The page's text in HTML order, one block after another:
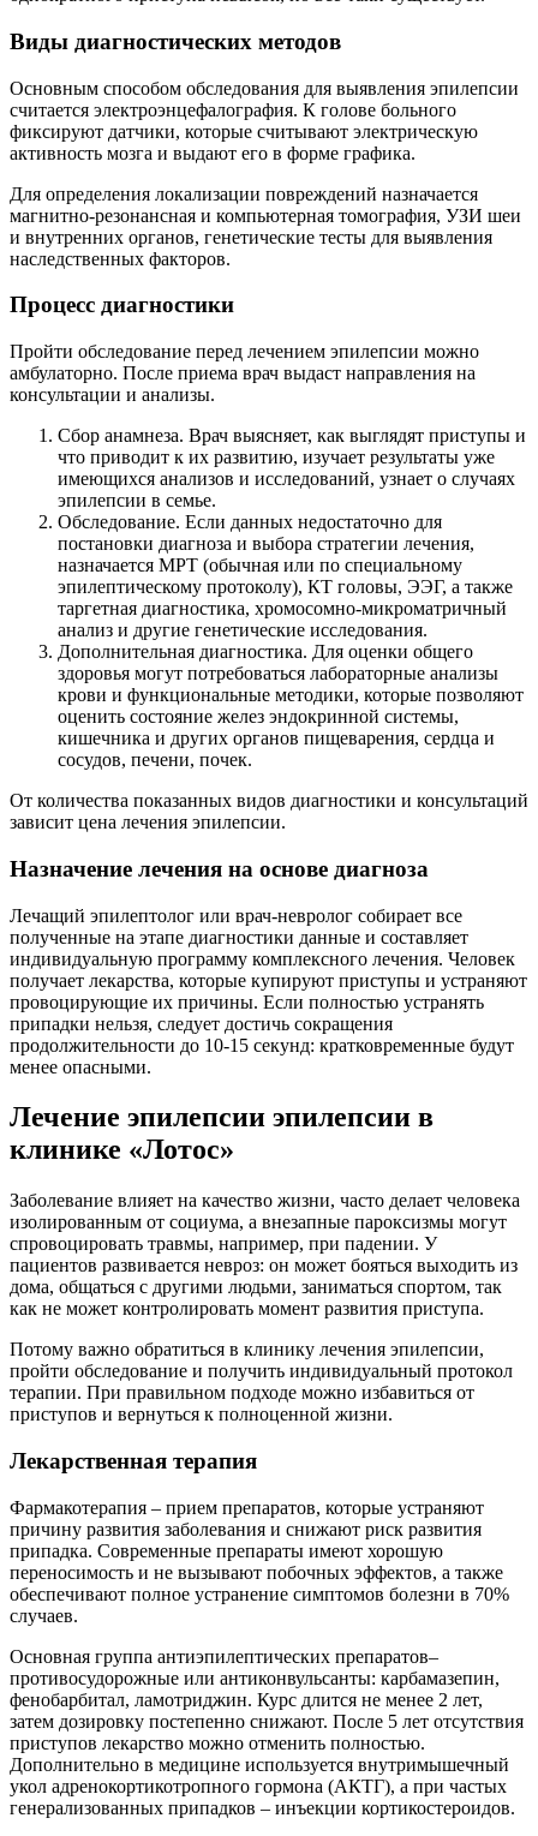
Виды диагностических методов
Основным способом обследования для выявления эпилепсии
считается электроэнцефалография. К голове больного
фиксируют датчики, которые считывают электрическую
активность мозга и выдают его в форме графика.
Для определения локализации повреждений назначается
магнитно-резонансная и компьютерная томография, УЗИ шеи
и внутренних органов, генетические тесты для выявления
наследственных факторов.
Процесс диагностики
Пройти обследование перед лечением эпилепсии можно
амбулаторно. После приема врач выдаст направления на
консультации и анализы.
Сбор анамнеза. Врач выясняет, как выглядят приступы и
что приводит к их развитию, изучает результаты уже
имеющихся анализов и исследований, узнает о случаях
эпилепсии в семье.
Обследование. Если данных недостаточно для
постановки диагноза и выбора стратегии лечения,
назначается МРТ (обычная или по специальному
эпилептическому протоколу), КТ головы, ЭЭГ, а также
таргетная диагностика, хромосомно-микроматричный
анализ и другие генетические исследования.
Дополнительная диагностика. Для оценки общего
здоровья могут потребоваться лабораторные анализы
крови и функциональные методики, которые позволяют
оценить состояние желез эндокринной системы,
кишечника и других органов пищеварения, сердца и
сосудов, печени, почек.
От количества показанных видов диагностики и консультаций
зависит цена лечения эпилепсии.
Назначение лечения на основе диагноза
Лечащий эпилептолог или врач-невролог собирает все
полученные на этапе диагностики данные и составляет
индивидуальную программу комплексного лечения. Человек
получает лекарства, которые купируют приступы и устраняют
провоцирующие их причины. Если полностью устранять
припадки нельзя, следует достичь сокращения
продолжительности до 10-15 секунд: кратковременные будут
менее опасными.
Лечение эпилепсии эпилепсии в
клинике «Лотос»
Заболевание влияет на качество жизни, часто делает человека
изолированным от социума, а внезапные пароксизмы могут
спровоцировать травмы, например, при падении. У
пациентов развивается невроз: он может бояться выходить из
дома, общаться с другими людьми, заниматься спортом, так
как не может контролировать момент развития приступа.
Потому важно обратиться в клинику лечения эпилепсии,
пройти обследование и получить индивидуальный протокол
терапии. При правильном подходе можно избавиться от
приступов и вернуться к полноценной жизни.
Лекарственная терапия
Фармакотерапия – прием препаратов, которые устраняют
причину развития заболевания и снижают риск развития
припадка. Современные препараты имеют хорошую
переносимость и не вызывают побочных эффектов, а также
обеспечивают полное устранение симптомов болезни в 70%
случаев.
Основная группа антиэпилептических препаратов–
противосудорожные или антиконвульсанты: карбамазепин,
фенобарбитал, ламотриджин. Курс длится не менее 2 лет,
затем дозировку постепенно снижают. После 5 лет отсутствия
приступов лекарство можно отменить полностью.
Дополнительно в медицине используется внутримышечный
укол адренокортикотропного гормона (АКТГ), а при частых
генерализованных припадков – инъекции кортикостероидов.